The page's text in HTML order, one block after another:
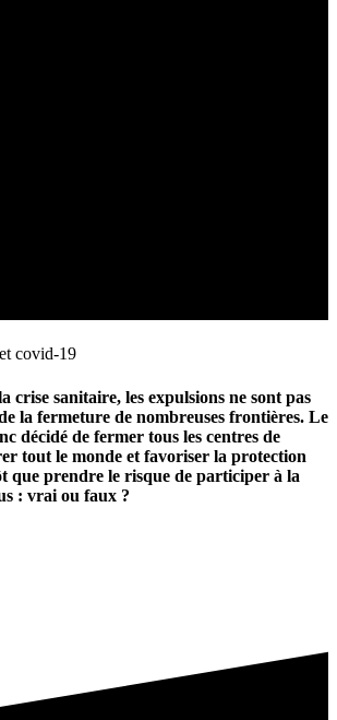
covid-19
crise sanitaire, les expulsions ne sont pas
la fermeture de nombreuses frontières. Le
décidé de fermer tous les centres de
tout le monde et favoriser la protection
que prendre le risque de participer à la
: vrai ou faux ?